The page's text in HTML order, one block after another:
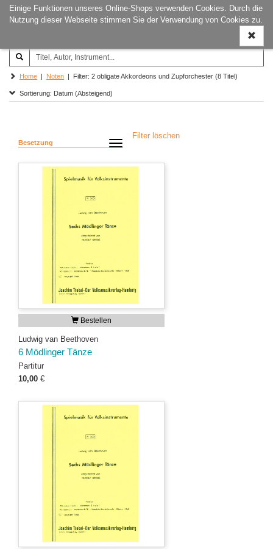
Einige Funktionen unseres Online-Shops verwenden Cookies. Durch die
Nutzung dieser Webseite stimmen Sie der Verwendung von Cookies zu.
ein-/
Joachim‐Trekel‐Musikverlag,
Hamburg
Home | Noten | Filter: 2 obligate Akkordeons und Zupforchester (8 Titel)
Sortierung: Datum (Absteigend)
Besetzung
Filter löschen
Bestellen
Ludwig van Beethoven
6 Mödlinger Tänze
Partitur
10,00 €